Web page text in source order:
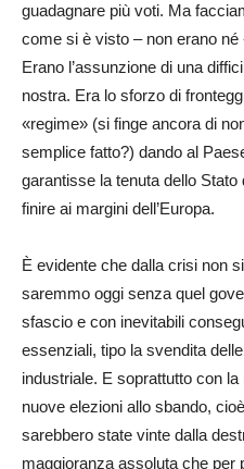
guadagnare più voti. Ma
come si è visto – non erano né
Erano l’assunzione di una
nostra. Era lo sforzo di
«regime» (si finge ancora di
semplice fatto?) dando al
garantisse la tenuta dello
finire ai margini dell’Europa.
È evidente che dalla crisi non
saremmo oggi senza quel
sfascio e con inevitabili
essenziali, tipo la svendita
industriale. E soprattutto con
nuove elezioni allo sbando,
sarebbero state vinte dalla
maggioranza assoluta che